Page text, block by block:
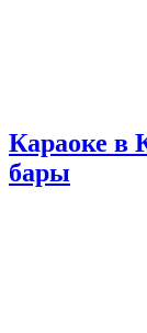
Караоке в
бары